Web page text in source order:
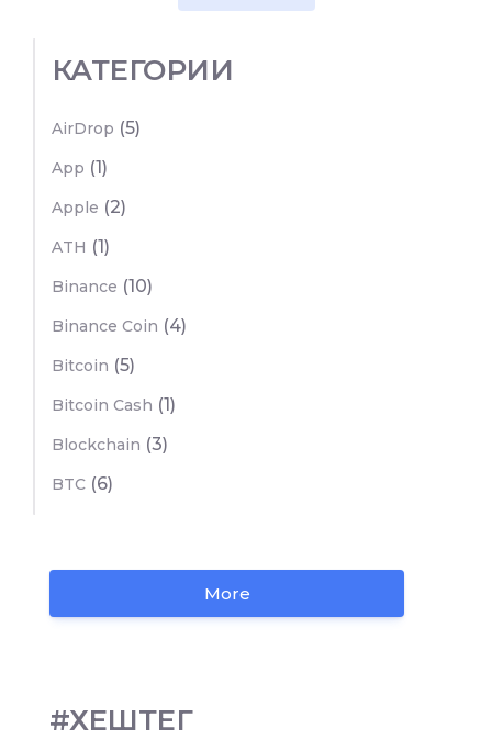
КАТЕГОРИИ
AirDrop (5)
App (1)
Apple (2)
ATH (1)
Binance (10)
Binance Coin (4)
Bitcoin (5)
Bitcoin Cash (1)
Blockchain (3)
BTC (6)
More
#ХЕШТЕГ